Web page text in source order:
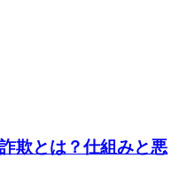
欺とは？仕組みと悪